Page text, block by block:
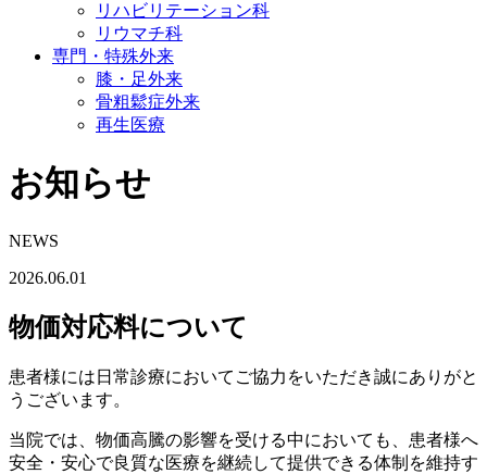
リハビリテーション科
リウマチ科
専門・特殊外来
膝・足外来
骨粗鬆症外来
再生医療
お知らせ
NEWS
2026.06.01
物価対応料について
患者様には日常診療においてご協力をいただき誠にありがと
うございます。
当院では、物価高騰の影響を受ける中においても、患者様へ
安全・安心で良質な医療を継続して提供できる体制を維持す